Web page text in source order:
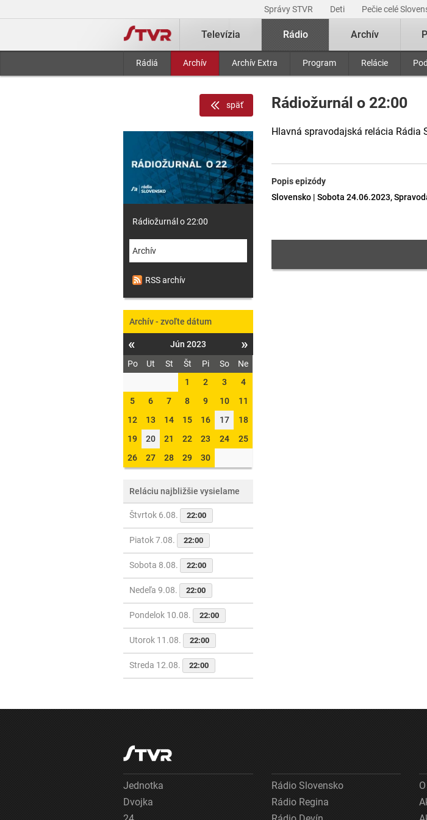
Správy STVR Deti Pečie celé
Televízia Rádio
Rádiá Archív Archív Extra Program Relácie
Archív
Rádiožurnál o 22:00
Hlavná spravodajská relácia Rádia
Popis epizódy
Slovensko | Sobota 24.06.2023,
späť
Rádiožurnál o 22:00
Archív
RSS archív
Archív - zvoľte dátum
« Jún 2023 »
Po Ut St Št Pi So
Ne
1
2 3
4
5
6 7 8 9 10
11
12
13 14 15 16 17
18
19
20 21 22 23 24
25
26
27 28 29 30
Reláciu najbližšie vysielame
Štvrtok 6.08. 22:00
Piatok 7.08. 22:00
Sobota 8.08. 22:00
Nedeľa 9.08. 22:00
Pondelok 10.08. 22:00
Utorok 11.08. 22:00
Streda 12.08. 22:00
Jednotka
Dvojka
Rádio Slovensko
Rádio Regina